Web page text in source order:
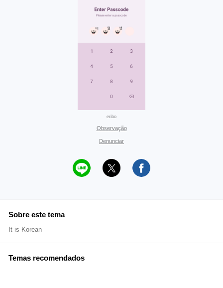
eribo
Observação
Denunciar
Sobre este tema
It is Korean
Temas recomendados